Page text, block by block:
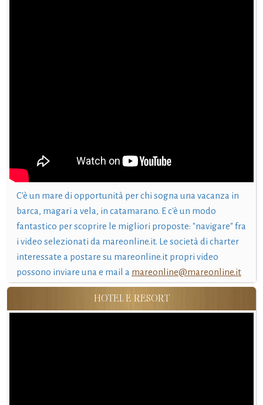
C'è un mare di opportunità per chi sogna una vacanza in
barca, magari a vela, in catamarano. E c'è un modo
fantastico per scoprire le migliori proposte: "navigare" fra
i video selezionati da mareonline.it. Le società di charter
interessate a postare su mareonline.it propri video
possono inviare una e mail a mareonline@mareonline.it
HOTEL E RESORT